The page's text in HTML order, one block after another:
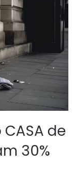
de
30%